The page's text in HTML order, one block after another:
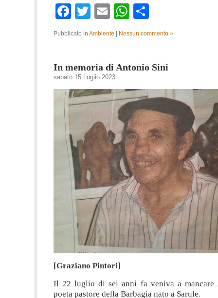
Facebook
TwitterEmailWhatsApp
Pubblicato in Ambiente | Nessun commento »
In memoria di Antonio Sini
sabato 15 Luglio 2023
[Graziano Pintori]
Il 22 luglio di sei anni fa veniva a mancare
poeta pastore della Barbagia nato a Sarule.